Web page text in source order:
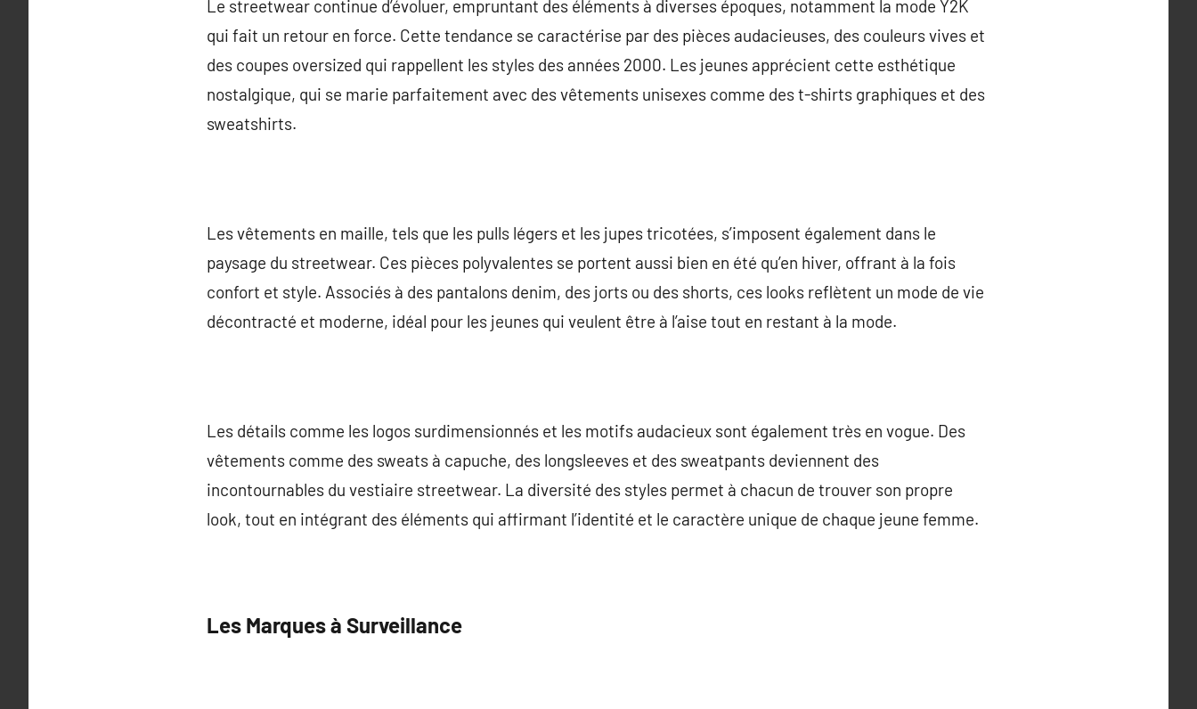
Le streetwear continue d’évoluer, empruntant des éléments à diverses époques, notamment la mode Y2K
qui fait un retour en force. Cette tendance se caractérise par des pièces audacieuses, des couleurs vives et
des coupes oversized qui rappellent les styles des années 2000. Les jeunes apprécient cette esthétique
nostalgique, qui se marie parfaitement avec des vêtements unisexes comme des t-shirts graphiques et des
sweatshirts.
Les vêtements en maille, tels que les pulls légers et les jupes tricotées, s’imposent également dans le
paysage du streetwear. Ces pièces polyvalentes se portent aussi bien en été qu’en hiver, offrant à la fois
confort et style. Associés à des pantalons denim, des jorts ou des shorts, ces looks reflètent un mode de vie
décontracté et moderne, idéal pour les jeunes qui veulent être à l’aise tout en restant à la mode.
Les détails comme les logos surdimensionnés et les motifs audacieux sont également très en vogue. Des
vêtements comme des sweats à capuche, des longsleeves et des sweatpants deviennent des
incontournables du vestiaire streetwear. La diversité des styles permet à chacun de trouver son propre
look, tout en intégrant des éléments qui affirmant l’identité et le caractère unique de chaque jeune femme.
Les Marques à Surveillance